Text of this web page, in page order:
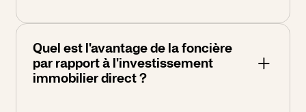
Quel est l'avantage de la foncière
par rapport à l'investissement
immobilier direct ?